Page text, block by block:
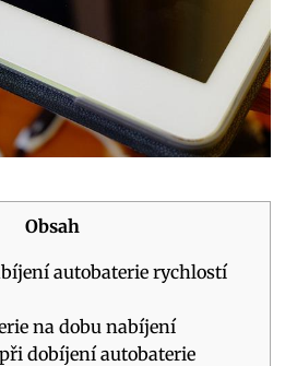
Obsah
autobaterie rychlostí
na dobu nabíjení
dobíjení autobaterie